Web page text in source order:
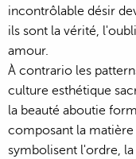
incontrôlable désir
ils sont la vérité,
amour.
À contrario les
culture esthétique
la beauté aboutie
composant la
symbolisent l'ordre,